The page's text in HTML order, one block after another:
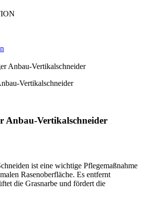
Anbau-Vertikalschneider
Anbau-Vertikalschneider
ist eine wichtige Pflegemaßnahme
Rasenoberfläche. Es entfernt
die Grasnarbe und fördert die